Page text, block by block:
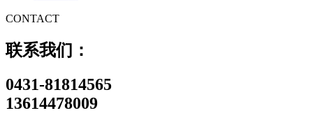
CONTACT
联系我们：
0431-81814565
13614478009